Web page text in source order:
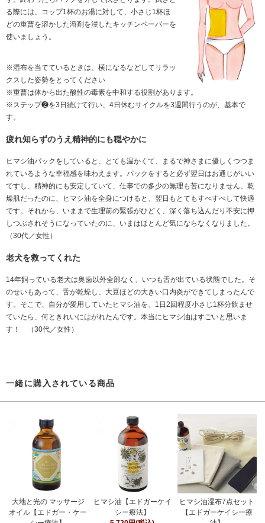
る際には、コップ1杯のお湯に対して、小さじ1杯ほ
どの重曹を溶かした溶剤を浸したキッチンペーパーを
使いましょう。
※湿布を当てているときは、横になるなどしてリラッ
クスした姿勢をとってください
※重曹は体から出た酸性の毒素を中和する役割があります。
※ステップ❷を3日続けて行い、4日休むサイクルを3週間行うのが、基本で
す。
疲れ知らずのうえ精神的にも穏やかに
ヒマシ油パックをしていると、とても温かくて、まるで神さまに優しくつつま
れているような幸福感を味わえます。パックをすると必ず翌日はお通じがいい
ですし、精神的にも安定していて、仕事での多少の無理も苦になりません。乾
燥肌だったのに、ヒマシ油を全身につけると、翌日もとてもすべすべして快適
です。それから、いままで生理前の緊張がひどく、深く落ち込んだり不安に押
しつぶされそうになっていたのに、いまはほとんど気にならなくなりました。
（30代／女性）
老犬を救ってくれた
14年飼っている老犬は奥歯以外全部なく、いつも舌が出ている状態でした。そ
のせいもあって、舌が乾燥し、大豆ほどの大きい口内炎ができてしまったんで
す。そこで、自分が愛用していたヒマシ油を、1日2回程度小さじ1杯分飲ませ
ていたら、何ときれいにはがれたんです。本当にヒマシ油はすごいと思いま
す！ （30代／女性）
一緒に購入されている商品
大地と光の マッサージ
オイル【エドガー・ケー
ヒマシ油【エドガーケイ
シー療法】
ヒマシ油湿布7点セット
【エドガーケイシー療